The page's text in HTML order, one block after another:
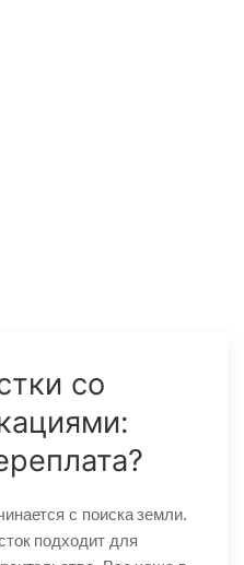
со
с поиска земли.
подходит для